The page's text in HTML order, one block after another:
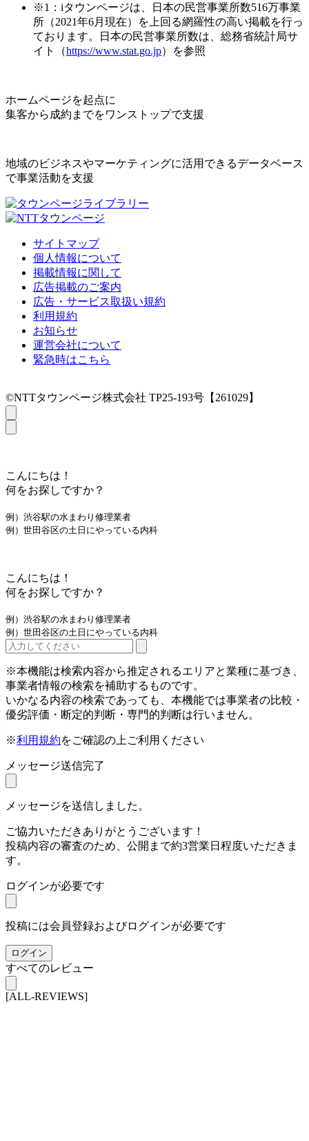
※1：iタウンページは、日本の民営事業所数516万事業
所（2021年6月現在）を上回る網羅性の高い掲載を行っ
ております。日本の民営事業所数は、総務省統計局サ
イト（https://www.stat.go.jp）を参照
ホームページを起点に
集客から成約までをワンストップで支援
地域のビジネスやマーケティングに活用できるデータベース
で事業活動を支援
サイトマップ
個人情報について
掲載情報に関して
広告掲載のご案内
広告・サービス取扱い規約
利用規約
お知らせ
運営会社について
緊急時はこちら
©NTTタウンページ株式会社 TP25-193号【261029】
こんにちは！
何をお探しですか？
例）渋谷駅の水まわり修理業者
例）世田谷区の土日にやっている内科
こんにちは！
何をお探しですか？
例）渋谷駅の水まわり修理業者
例）世田谷区の土日にやっている内科
※本機能は検索内容から推定されるエリアと業種に基づき、
事業者情報の検索を補助するものです。
いかなる内容の検索であっても、本機能では事業者の比較・
優劣評価・断定的判断・専門的判断は行いません。
※利用規約をご確認の上ご利用ください
メッセージ送信完了
メッセージを送信しました。
ご協力いただきありがとうございます！
投稿内容の審査のため、公開まで約3営業日程度いただきま
す。
ログインが必要です
投稿には会員登録およびログインが必要です
ログイン
すべてのレビュー
[ALL-REVIEWS]